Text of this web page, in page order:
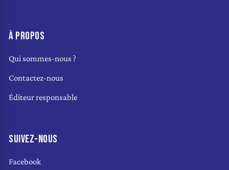
À PROPOS
Qui sommes-nous ?
Contactez-nous
Éditeur responsable
SUIVEZ-NOUS
Facebook